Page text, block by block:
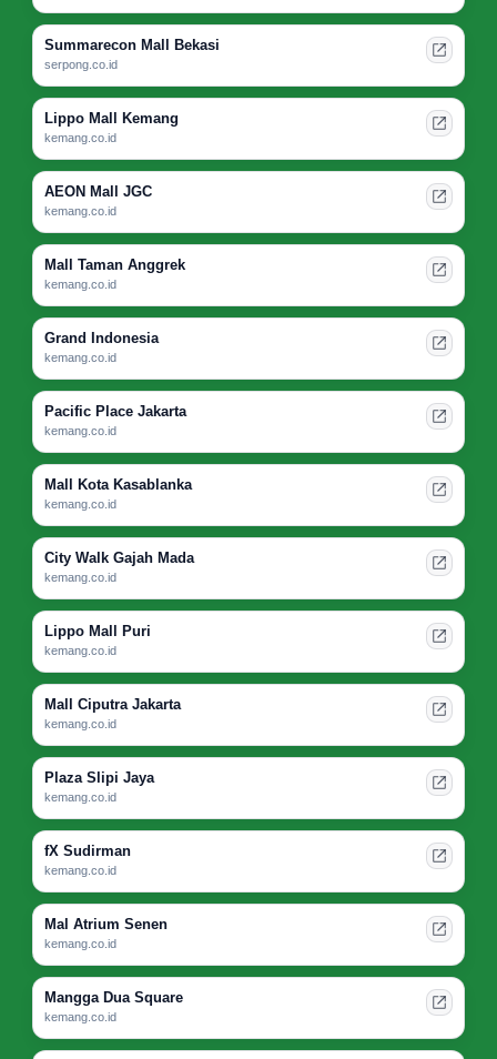
Summarecon Mall Bekasi
serpong.co.id
Lippo Mall Kemang
kemang.co.id
AEON Mall JGC
kemang.co.id
Mall Taman Anggrek
kemang.co.id
Grand Indonesia
kemang.co.id
Pacific Place Jakarta
kemang.co.id
Mall Kota Kasablanka
kemang.co.id
City Walk Gajah Mada
kemang.co.id
Lippo Mall Puri
kemang.co.id
Mall Ciputra Jakarta
kemang.co.id
Plaza Slipi Jaya
kemang.co.id
fX Sudirman
kemang.co.id
Mal Atrium Senen
kemang.co.id
Mangga Dua Square
kemang.co.id